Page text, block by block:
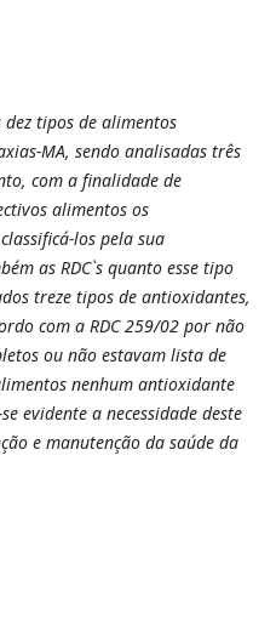
tipos de alimentos
MA, sendo analisadas três
com a finalidade de
alimentos os
los pela sua
as RDC`s quanto esse tipo
treze tipos de antioxidantes,
com a RDC 259/02 por não
ou não estavam lista de
nenhum antioxidante
evidente a necessidade deste
e manutenção da saúde da